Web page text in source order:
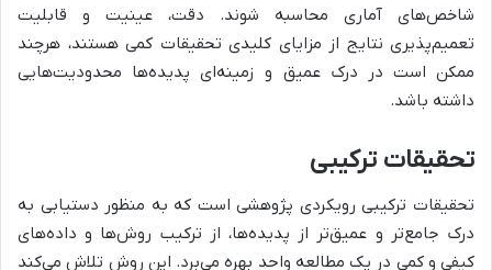
شاخص‌های آماری محاسبه شوند. دقت، عینیت و قابلیت
تعمیم‌پذیری نتایج از مزایای کلیدی تحقیقات کمی هستند، هرچند
ممکن است در درک عمیق و زمینه‌ای پدیده‌ها محدودیت‌هایی
داشته باشد.
تحقیقات ترکیبی
تحقیقات ترکیبی رویکردی پژوهشی است که به منظور دستیابی به
درک جامع‌تر و عمیق‌تر از پدیده‌ها، از ترکیب روش‌ها و داده‌های
کیفی و کمی در یک مطالعه واحد بهره می‌برد. این روش تلاش می‌کند